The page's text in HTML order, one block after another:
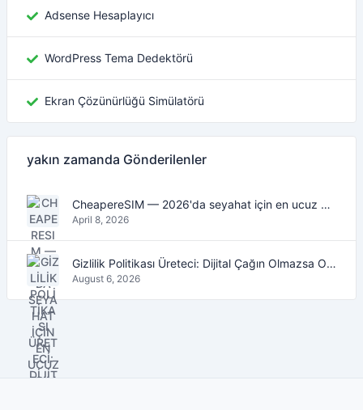
Adsense Hesaplayıcı
WordPress Tema Dedektörü
Ekran Çözünürlüğü Simülatörü
yakın zamanda Gönderilenler
CheapereSIM — 2026'da seyahat için en ucuz eSIM veri planlarını bulun
April 8, 2026
Gizlilik Politikası Üreteci: Dijital Çağın Olmazsa Olmaz Aracı
August 6, 2026